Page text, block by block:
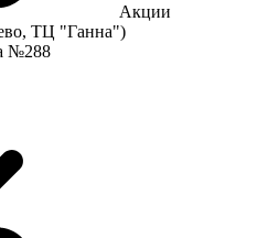
Акции
ТЦ "Ганна")
№288